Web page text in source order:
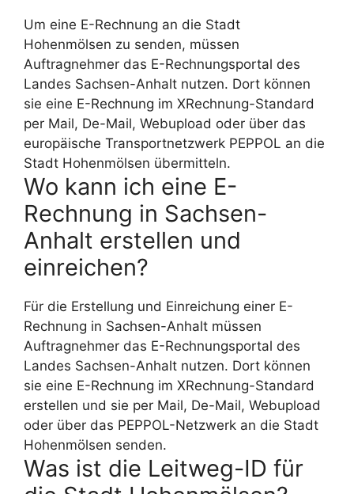
Um eine E-Rechnung an die Stadt
Hohenmölsen zu senden, müssen
Auftragnehmer das E-Rechnungsportal des
Landes Sachsen-Anhalt nutzen. Dort können
sie eine E-Rechnung im XRechnung-Standard
per Mail, De-Mail, Webupload oder über das
europäische Transportnetzwerk PEPPOL an die
Stadt Hohenmölsen übermitteln.
Wo kann ich eine E-
Rechnung in Sachsen-
Anhalt erstellen und
einreichen?
Für die Erstellung und Einreichung einer E-
Rechnung in Sachsen-Anhalt müssen
Auftragnehmer das E-Rechnungsportal des
Landes Sachsen-Anhalt nutzen. Dort können
sie eine E-Rechnung im XRechnung-Standard
erstellen und sie per Mail, De-Mail, Webupload
oder über das PEPPOL-Netzwerk an die Stadt
Hohenmölsen senden.
Was ist die Leitweg-ID für